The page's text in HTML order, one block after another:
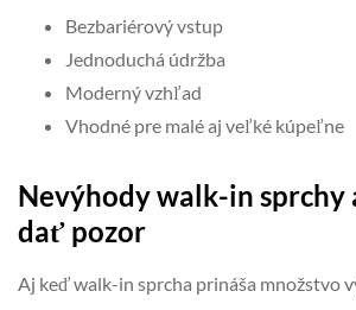
Bezbariérový vstup
Jednoduchá údržba
Moderný vzhľad
Vhodné pre malé aj veľké kúpeľne
Nevýhody walk-in sprchy
dať pozor
Aj keď walk-in sprcha prináša množstvo